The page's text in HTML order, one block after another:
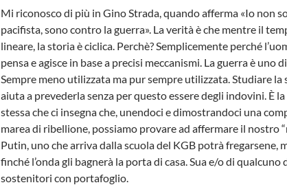
Mi riconosco di più in Gino Strada, quando afferma «Io non
pacifista, sono contro la guerra». La verità è che mentre il
lineare, la storia è ciclica. Perchè? Semplicemente perché
pensa e agisce in base a precisi meccanismi. La guerra è uno
Sempre meno utilizzata ma pur sempre utilizzata. Studiare la
aiuta a prevederla senza per questo essere degli indovini. È
stessa che ci insegna che, unendoci e dimostrandoci una
marea di ribellione, possiamo provare ad affermare il nostro
Putin, uno che arriva dalla scuola del KGB potrà fregarsene,
finché l’onda gli bagnerà la porta di casa. Sua e/o di qualcuno
sostenitori con portafoglio.